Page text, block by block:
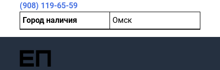
(908) 119-65-59
Город наличия
Омск